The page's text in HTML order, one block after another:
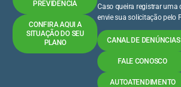
PREVIDÊNCIA
CONFIRA AQUI A
SITUAÇÃO DO SEU
PLANO
Caso queira registrar uma
envie sua solicitação pelo
CANAL DE
FALE CONOSCO
AUTOATENDIMENTO